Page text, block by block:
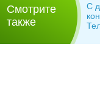
Смотрите
также
С